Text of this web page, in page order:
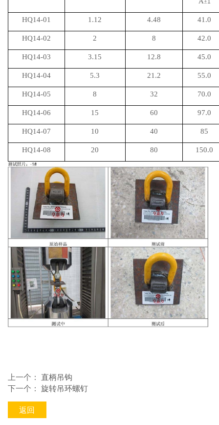
±1
HQ14-01 1.12 4.48 41.0
HQ14-02 2 8 42.0
HQ14-03 3.15 12.8 45.0
HQ14-04 5.3 21.2 55.0
HQ14-05 8 32 70.0
HQ14-06 15 60 97.0
HQ14-07 10 40 85
HQ14-08 20 80 150.0
上一个： 直柄吊钩
下一个： 旋转吊环螺钉
返回